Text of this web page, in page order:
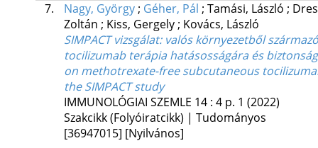
7.
Nagy, György; Géher, Pál ; Tamási, László ;
Zoltán ; Kiss, Gergely; Kovács, László
SIMPACT vizsgálat: valós környezetből
tocilizumab terápia hatásosságára és
on methotrexate-free subcutaneous
the SIMPACT study
IMMUNOLÓGIAI SZEMLE 14: 4 p. 1 (2022)
Szakcikk (Folyóiratcikk) | Tudományos
[36947015] [Nyilvános]